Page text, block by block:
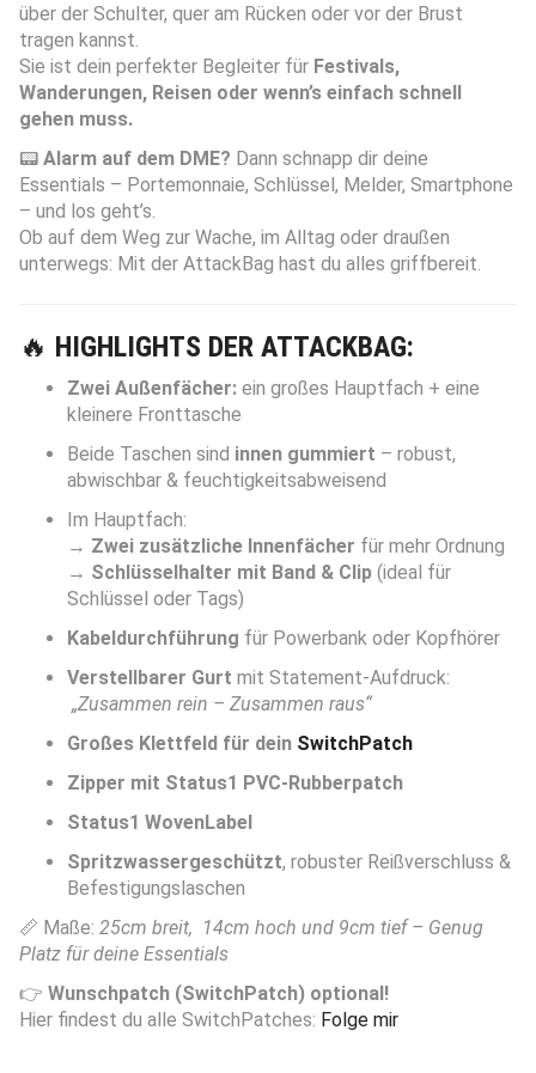
über der Schulter, quer am Rücken oder vor der Brust
tragen kannst.
Sie ist dein perfekter Begleiter für Festivals,
Wanderungen, Reisen oder wenn’s einfach schnell
gehen muss.
📟 Alarm auf dem DME? Dann schnapp dir deine
Essentials – Portemonnaie, Schlüssel, Melder, Smartphone
– und los geht’s.
Ob auf dem Weg zur Wache, im Alltag oder draußen
unterwegs: Mit der AttackBag hast du alles griffbereit.
🔥 HIGHLIGHTS DER ATTACKBAG:
Zwei Außenfächer: ein großes Hauptfach + eine
kleinere Fronttasche
Beide Taschen sind innen gummiert – robust,
abwischbar & feuchtigkeitsabweisend
Im Hauptfach:
→ Zwei zusätzliche Innenfächer für mehr Ordnung
→ Schlüsselhalter mit Band & Clip (ideal für
Schlüssel oder Tags)
Kabeldurchführung für Powerbank oder Kopfhörer
Verstellbarer Gurt mit Statement-Aufdruck:
„Zusammen rein – Zusammen raus“
Großes Klettfeld für dein SwitchPatch
Zipper mit Status1 PVC-Rubberpatch
Status1 WovenLabel
Spritzwassergeschützt, robuster Reißverschluss &
Befestigungslaschen
📏 Maße: 25cm breit, 14cm hoch und 9cm tief – Genug
Platz für deine Essentials
👉 Wunschpatch (SwitchPatch) optional!
Hier findest du alle SwitchPatches: Folge mir